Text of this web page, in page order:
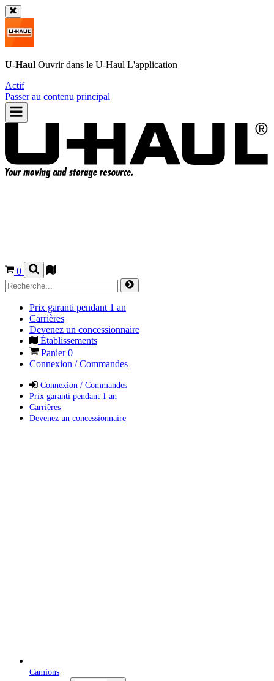
U-Haul Ouvrir dans le U-Haul L'application
Actif
Passer au contenu principal
0
Prix garanti pendant 1 an
Carrières
Devenez un concessionnaire
Établissements
Panier0
Connexion / Commandes
Connexion / Commandes
Prix garanti pendant 1 an
Carrières
Devenez un concessionnaire
Camions